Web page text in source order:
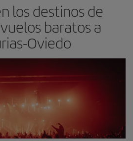
los destinos de
baratos a
Oviedo